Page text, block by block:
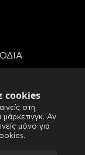
cookies
στη
μάρκετινγκ. Αν
μόνο για